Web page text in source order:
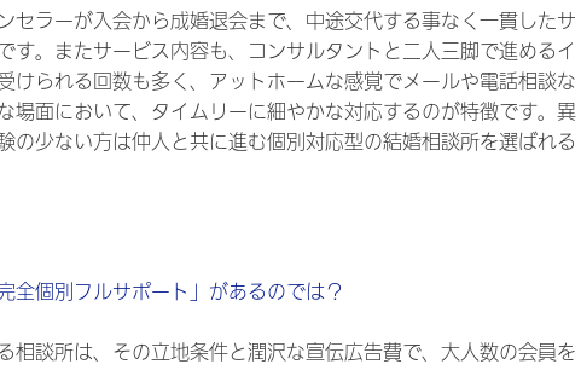
セラーが入会から成婚退会まで、中途交代する事なく一貫したサ
す。またサービス内容も、コンサルタントと二人三脚で進めるイ
けられる回数も多く、アットホームな感覚でメールや電話相談な
場面において、タイムリーに細やかな対応するのが特徴です。異
の少ない方は仲人と共に進む個別対応型の結婚相談所を選ばれる
全個別フルサポート」があるのでは？
相談所は、その立地条件と潤沢な宣伝広告費で、大人数の会員を